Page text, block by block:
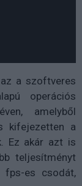
a szoftveres
operációs
amelyből
kifejezetten a
Ez akár azt is
teljesítményt
fps-es csodát,